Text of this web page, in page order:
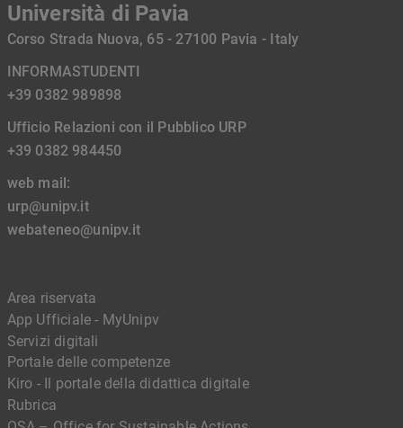
Università di Pavia
Corso Strada Nuova, 65 - 27100 Pavia - Italy
INFORMASTUDENTI
+39 0382 989898
Ufficio Relazioni con il Pubblico URP
+39 0382 984450
web mail:
urp@unipv.it
webateneo@unipv.it
Area riservata
App Ufficiale - MyUnipv
Servizi digitali
Portale delle competenze
Kiro - Il portale della didattica digitale
Rubrica